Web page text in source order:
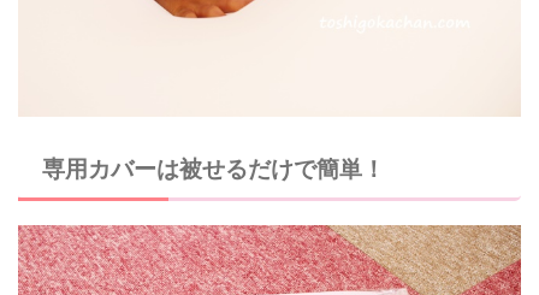
専用カバーは被せるだけで簡単！